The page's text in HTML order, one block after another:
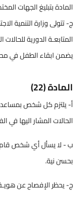
المادة بتبليغ الجهات
ج- تتولى وزارة التنمية
المتابعـة الدورية
يضمن ابقاء الطفل في
المادة (22)
أ- يلتزم كل شخص
الحالات المشار اليها في الفقرة (أ)
ب - لا يسأل أي شخص قام
بحسن نية.
ج- يحظر الإفصاح عن هويـة